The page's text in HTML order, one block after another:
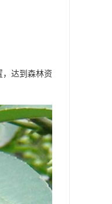
达到森林资